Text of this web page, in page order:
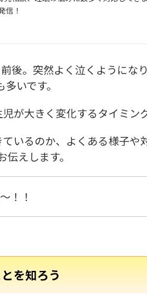
信！
後。突然よく泣くようにな
いです。
が大きく変化するタイミン
いるのか、よくある様子や
えします。
！！
を知ろう